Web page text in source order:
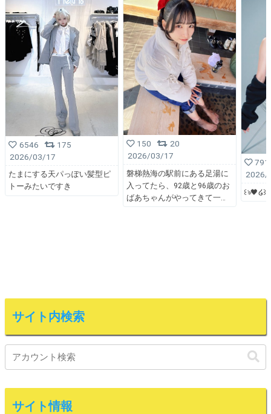
6546
175
2026/03/17
たまにする天パっぽい髪型ピ
トーみたいですき
150
20
2026/03/17
磐梯熱海の駅前にある足湯に
入ってたら、92歳と96歳のお
ばあちゃんがやってきて一
791
2026/
꒰ঌ🖤໒꒱
サイト内検索
サイト情報